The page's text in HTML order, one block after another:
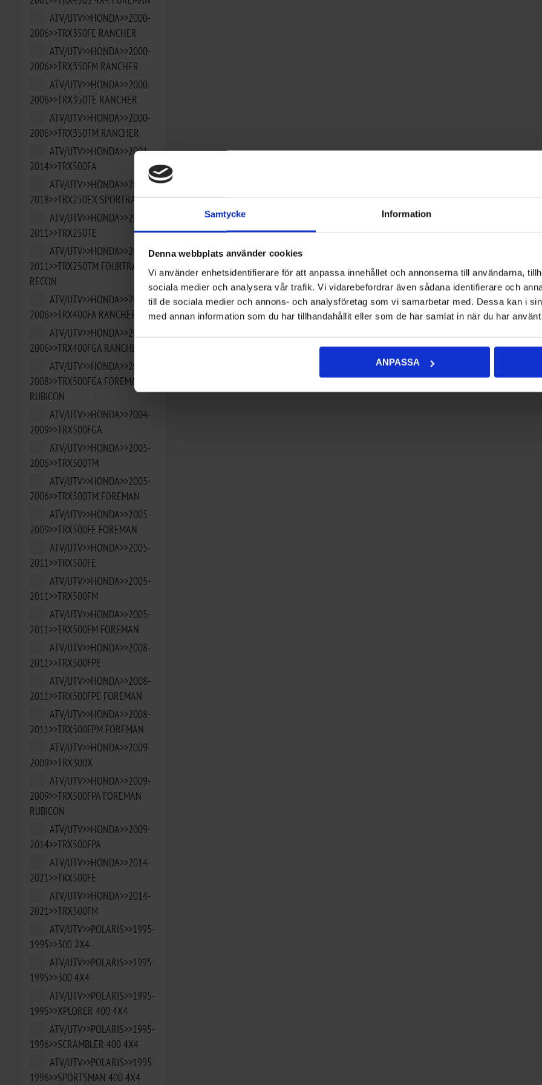
Samtycke Information
Denna webbplats använder cookies
Vi använder enhetsidentifierare för att anpassa innehållet och annonserna till användarna,
sociala medier och analysera vår trafik. Vi vidarebefordrar även sådana identifierare och
till de sociala medier och annons- och analysföretag som vi samarbetar med. Dessa kan i
med annan information som du har tillhandahållit eller som de har samlat in när du har
ANPASSA
ATV/UTV>>HONDA>>2000-
2006>>TRX350FE RANCHER
ATV/UTV>>HONDA>>2000-
2006>>TRX350FM RANCHER
ATV/UTV>>HONDA>>2000-
2006>>TRX350TE RANCHER
ATV/UTV>>HONDA>>2000-
2006>>TRX350TM RANCHER
ATV/UTV>>HONDA>>2001-
2014>>TRX500FA
ATV/UTV>>HONDA>>2001-
2018>>TRX250EX SPORTRAX
ATV/UTV>>HONDA>>2002-
2011>>TRX250TE
ATV/UTV>>HONDA>>2002-
2011>>TRX250TM FOURTRAX
RECON
ATV/UTV>>HONDA>>2004-
2006>>TRX400FA RANCHER
ATV/UTV>>HONDA>>2004-
2006>>TRX400FGA RANCHER
ATV/UTV>>HONDA>>2004-
2008>>TRX500FGA FOREMAN
RUBICON
ATV/UTV>>HONDA>>2004-
2009>>TRX500FGA
ATV/UTV>>HONDA>>2005-
2006>>TRX500TM
ATV/UTV>>HONDA>>2005-
2006>>TRX500TM FOREMAN
ATV/UTV>>HONDA>>2005-
2009>>TRX500FE FOREMAN
ATV/UTV>>HONDA>>2005-
2011>>TRX500FE
ATV/UTV>>HONDA>>2005-
2011>>TRX500FM
ATV/UTV>>HONDA>>2005-
2011>>TRX500FM FOREMAN
ATV/UTV>>HONDA>>2008-
2011>>TRX500FPE
ATV/UTV>>HONDA>>2008-
2011>>TRX500FPE FOREMAN
ATV/UTV>>HONDA>>2008-
2011>>TRX500FPM FOREMAN
ATV/UTV>>HONDA>>2009-
2009>>TRX300X
ATV/UTV>>HONDA>>2009-
2009>>TRX500FPA FOREMAN
RUBICON
ATV/UTV>>HONDA>>2009-
2014>>TRX500FPA
ATV/UTV>>HONDA>>2014-
2021>>TRX500FE
ATV/UTV>>HONDA>>2014-
2021>>TRX500FM
ATV/UTV>>POLARIS>>1995-
1995>>300 2X4
ATV/UTV>>POLARIS>>1995-
1995>>300 4X4
ATV/UTV>>POLARIS>>1995-
1995>>XPLORER 400 4X4
ATV/UTV>>POLARIS>>1995-
1996>>SCRAMBLER 400 4X4
ATV/UTV>>POLARIS>>1995-
1996>>SPORTSMAN 400 4X4